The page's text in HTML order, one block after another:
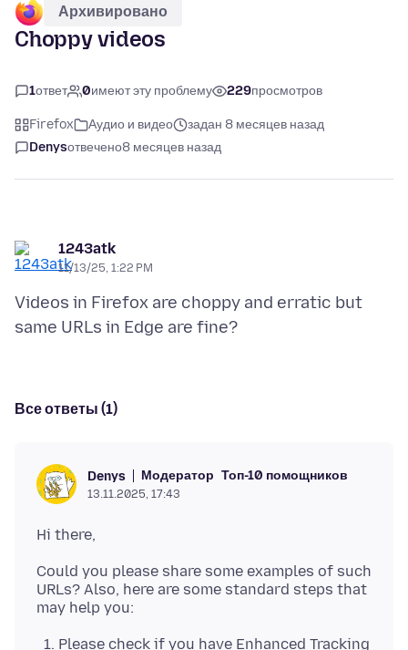
Архивировано
Choppy videos
1ответ 0имеют эту проблему 229просмотров
Firefox Аудио и видео
задан 8 месяцев назад
Denysотвечено8 месяцев назад
1243atk
11/13/25, 1:22 PM
Videos in Firefox are choppy and erratic but
Все ответы (1)
Denys Модератор Топ-10 помощников
13.11.2025, 17:43
Could you please share some examples of such
URLs? Also, here are some standard steps that
Please check if you have Enhanced Tracking